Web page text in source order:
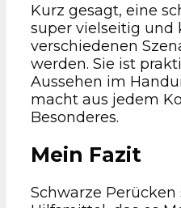
Kurz gesagt, eine
super vielseitig und
verschiedenen
werden. Sie ist
Aussehen im
macht aus jedem
Besonderes.
Mein Fazit
Schwarze